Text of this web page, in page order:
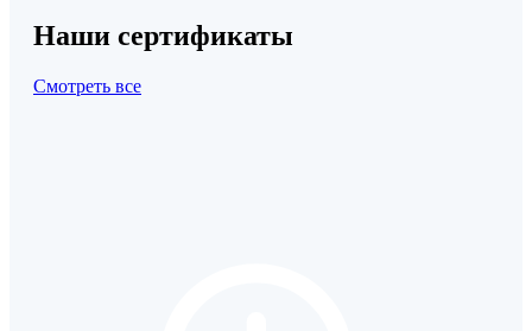
Наши сертификаты
Смотреть все